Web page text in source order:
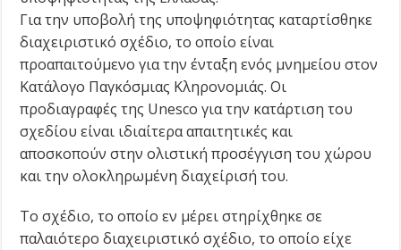
Για την υποβολή της υποψηφιότητας καταρτίσθηκε
διαχειριστικό σχέδιο, το οποίο είναι
προαπαιτούμενο για την ένταξη ενός μνημείου στον
Κατάλογο Παγκόσμιας Κληρονομιάς. Οι
προδιαγραφές της Unesco για την κατάρτιση του
σχεδίου είναι ιδιαίτερα απαιτητικές και
αποσκοπούν στην ολιστική προσέγγιση του χώρου
και την ολοκληρωμένη διαχείρισή του.
Το σχέδιο, το οποίο εν μέρει στηρίχθηκε σε
παλαιότερο διαχειριστικό σχέδιο, το οποίο είχε